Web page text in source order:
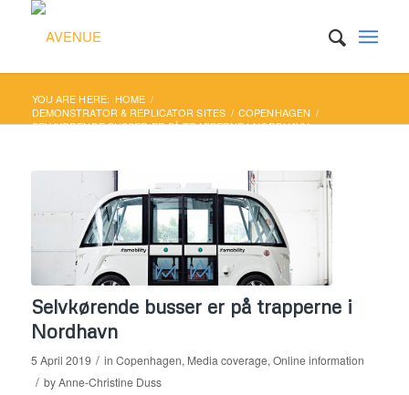
YOU ARE HERE: HOME /
DEMONSTRATOR & REPLICATOR SITES / COPENHAGEN /
SELVKØRENDE BUSSER ER PÅ TRAPPERNE I NORDHAVN
Selvkørende busser er på trapperne i
Nordhavn
5 April 2019 / in Copenhagen, Media coverage, Online information
/ byAnne-Christine Duss